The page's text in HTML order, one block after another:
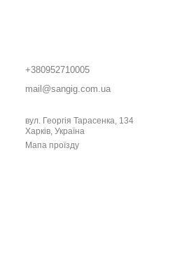
+380952710005
mail@sangig.com.ua
вул. Георгія Тарасенка, 134
Харків, Україна
Мапа проїзду